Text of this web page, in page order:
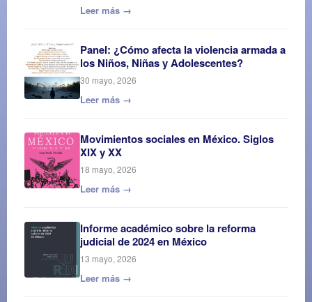
Leer más →
Panel: ¿Cómo afecta la violencia armada a
los Niños, Niñas y Adolescentes?
30 mayo, 2026
Leer más →
Movimientos sociales en México. Siglos
XIX y XX
18 mayo, 2026
Leer más →
Informe académico sobre la reforma
judicial de 2024 en México
13 mayo, 2026
Leer más →